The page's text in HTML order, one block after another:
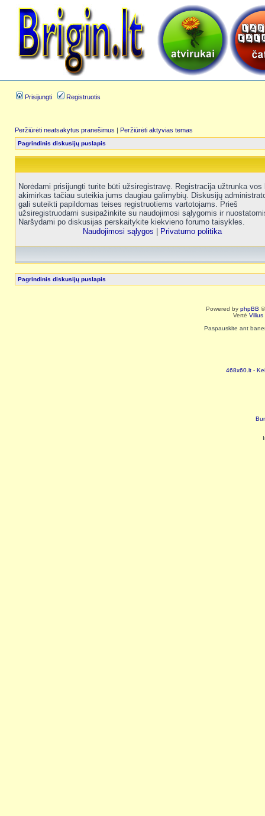
Prisijungti Registruotis
Peržiūrėti neatsakytus pranešimus | Peržiūrėti aktyvias temas
Pagrindinis diskusijų puslapis
Norėdami prisijungti turite būti užsiregistravę. Registracija užtrunka vos
akimirkas tačiau suteikia jums daugiau galimybių. Diskusijų
gali suteikti papildomas teises registruotiems vartotojams. Prieš
užsiregistruodami susipažinkite su naudojimosi sąlygomis ir
Naršydami po diskusijas perskaitykite kiekvieno forumo taisykles.
Naudojimosi sąlygos
Privatumo politika
Pagrindinis diskusijų puslapis
Powered by phpBB
Vertė Vilius
Paspauskite ant
468x60.lt -